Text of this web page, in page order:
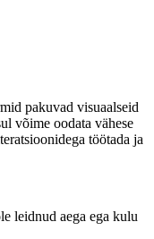
pakuvad visuaalseid
võime oodata vähese
töötada ja
leidnud aega ega kulu